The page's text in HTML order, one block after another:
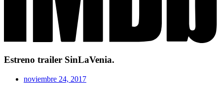
Estreno trailer SinLaVenia.
noviembre 24, 2017